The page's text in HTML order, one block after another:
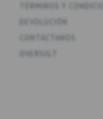
TÉRMINOS Y
CONTÁCTANOS